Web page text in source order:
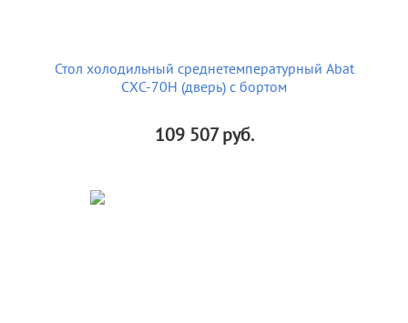
Стол холодильный среднетемпературный Abat
СХС-70Н (дверь) с бортом
109 507руб.